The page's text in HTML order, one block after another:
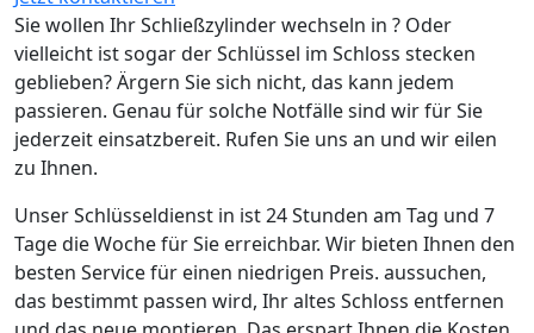
Sie wollen Ihr Schließzylinder wechseln in ? Oder
vielleicht ist sogar der Schlüssel im Schloss stecken
geblieben? Ärgern Sie sich nicht, das kann jedem
passieren. Genau für solche Notfälle sind wir für Sie
jederzeit einsatzbereit. Rufen Sie uns an und wir eilen
zu Ihnen.
Unser Schlüsseldienst in ist 24 Stunden am Tag und 7
Tage die Woche für Sie erreichbar. Wir bieten Ihnen den
besten Service für einen niedrigen Preis. aussuchen,
das bestimmt passen wird, Ihr altes Schloss entfernen